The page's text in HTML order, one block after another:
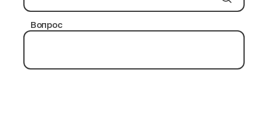
Вопрос